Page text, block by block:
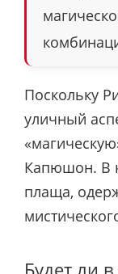
Поскольку
уличный
Капюшон. В
плаща,
Будет ли